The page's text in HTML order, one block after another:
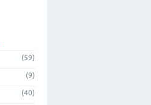
(59)
(9)
(40)